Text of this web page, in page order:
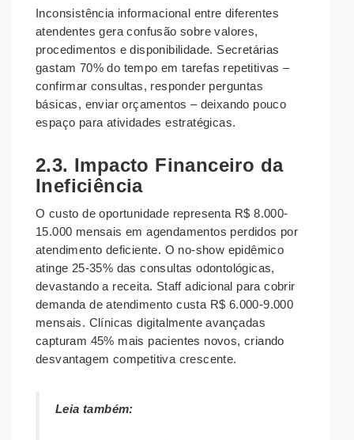
Inconsistência informacional entre diferentes
atendentes gera confusão sobre valores,
procedimentos e disponibilidade. Secretárias
gastam 70% do tempo em tarefas repetitivas –
confirmar consultas, responder perguntas
básicas, enviar orçamentos – deixando pouco
espaço para atividades estratégicas.
2.3. Impacto Financeiro da
Ineficiência
O custo de oportunidade representa R$ 8.000-
15.000 mensais em agendamentos perdidos por
atendimento deficiente. O no-show epidêmico
atinge 25-35% das consultas odontológicas,
devastando a receita. Staff adicional para cobrir
demanda de atendimento custa R$ 6.000-9.000
mensais. Clínicas digitalmente avançadas
capturam 45% mais pacientes novos, criando
desvantagem competitiva crescente.
Leia também: